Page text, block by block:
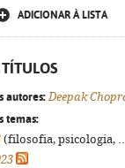
ADICIONAR À LISTA
autores:Deepak
temas:
(filosofia, psicologia,